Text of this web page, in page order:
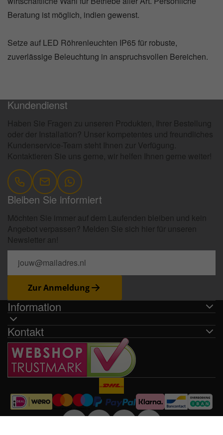
Beratung ist möglich, indien gewenst.
Setze auf LED Röhrenleuchten IP65 für robuste,
zuverlässige Beleuchtung in anspruchsvollen Bereichen.
Kundendienst
Haben Sie Fragen zu unseren Produkten, Ihrer Bestellung
oder der Installation? Unser kompetentes und freundliches
Kundenservice-Team steht Ihnen zur Verfügung.
Kontaktieren Sie uns gerne, wir helfen Ihnen gerne weiter!
Bleiben Sie informiert
Möchten Sie immer auf dem Laufenden bleiben und kein
Angebot verpassen? Melden Sie sich hier für unseren
Newsletter an!
Zur Anmeldung
Information
Kontakt